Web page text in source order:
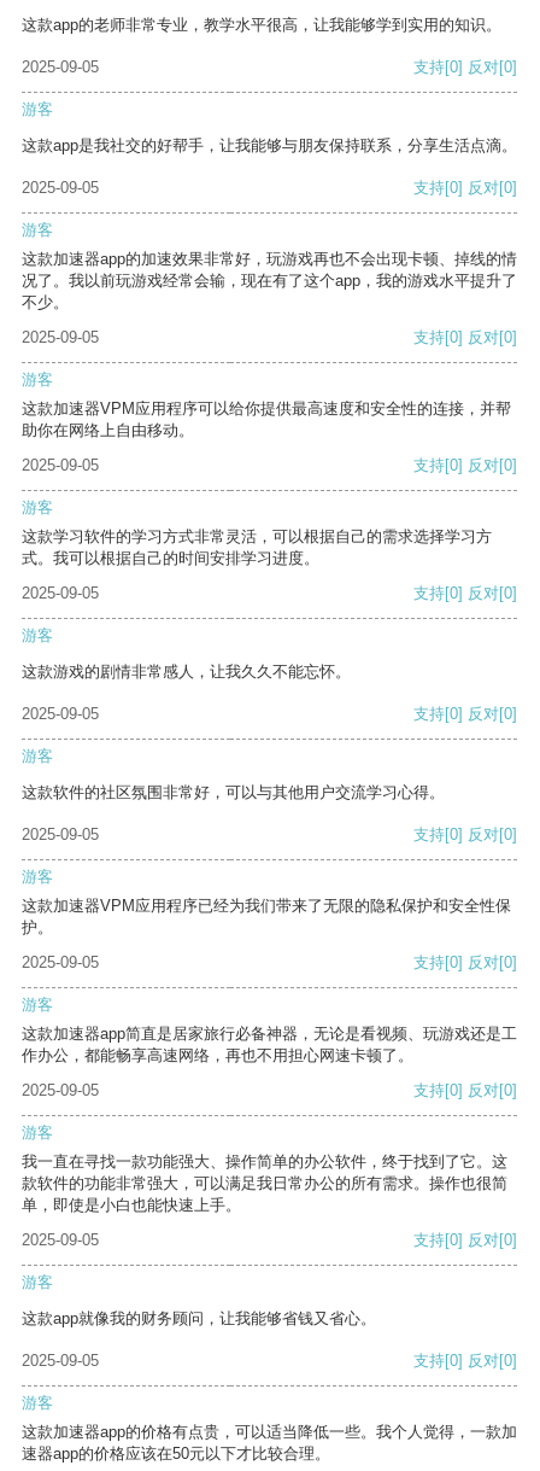
这款app的老师非常专业，教学水平很高，让我能够学到实用的知识。
2025-09-05 支持[0] 反对[0]
游客
这款app是我社交的好帮手，让我能够与朋友保持联系，分享生活点滴。
2025-09-05 支持[0] 反对[0]
游客
这款加速器app的加速效果非常好，玩游戏再也不会出现卡顿、掉线的情
况了。我以前玩游戏经常会输，现在有了这个app，我的游戏水平提升了
不少。
2025-09-05
支持[0] 反对[0]
游客
这款加速器VPM应用程序可以给你提供最高速度和安全性的连接，并帮
助你在网络上自由移动。
2025-09-05
支持[0] 反对[0]
游客
这款学习软件的学习方式非常灵活，可以根据自己的需求选择学习方
式。我可以根据自己的时间安排学习进度。
2025-09-05
支持[0] 反对[0]
游客
这款游戏的剧情非常感人，让我久久不能忘怀。
2025-09-05 支持[0] 反对[0]
游客
这款软件的社区氛围非常好，可以与其他用户交流学习心得。
2025-09-05 支持[0] 反对[0]
游客
这款加速器VPM应用程序已经为我们带来了无限的隐私保护和安全性保
护。
2025-09-05
支持[0] 反对[0]
游客
这款加速器app简直是居家旅行必备神器，无论是看视频、玩游戏还是工
作办公，都能畅享高速网络，再也不用担心网速卡顿了。
2025-09-05
支持[0] 反对[0]
游客
我一直在寻找一款功能强大、操作简单的办公软件，终于找到了它。这
款软件的功能非常强大，可以满足我日常办公的所有需求。操作也很简
单，即使是小白也能快速上手。
2025-09-05
支持[0] 反对[0]
游客
这款app就像我的财务顾问，让我能够省钱又省心。
2025-09-05 支持[0] 反对[0]
游客
这款加速器app的价格有点贵，可以适当降低一些。我个人觉得，一款加
速器app的价格应该在50元以下才比较合理。